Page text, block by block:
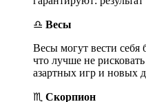
♎ Весы
Весы могут вести себя
что лучше не рисковать
азартных игр и новых
♏ Скорпион